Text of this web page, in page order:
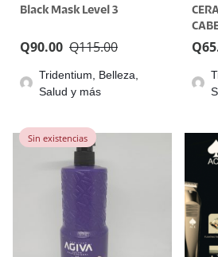
Black Mask Level 3
Q115.00
Q90.00
Tridentium, Belleza,
Salud y más
Q
Sin existencias